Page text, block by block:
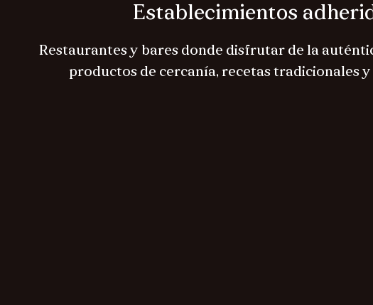
Establecimientos
Restaurantes y bares donde disfrutar de la
productos de cercanía, recetas tradicionales